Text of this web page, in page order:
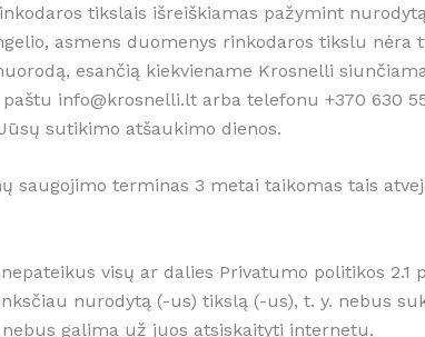
tikslais išreiškiamas pažymint
asmens duomenys rinkodaros tikslu
esančią kiekviename Krosnelli
info@krosnelli.lt arba telefonu +370 630
sutikimo atšaukimo dienos.
saugojimo terminas 3 metai taikomas tais
visų ar dalies Privatumo politikos
nurodytą (-us) tikslą (-us), t. y. nebus
galima už juos atsiskaityti internetu.